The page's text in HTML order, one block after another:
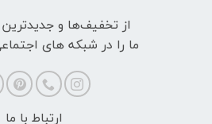
از تخفیف‌ها و
ما را در شبکه های
ارتباط با ما